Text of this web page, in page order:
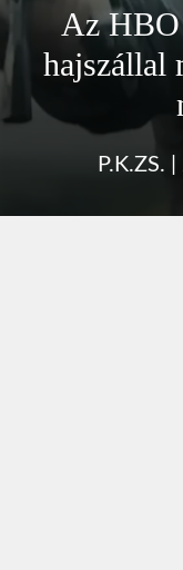
Az HBO
hajszállal
P.K.ZS.